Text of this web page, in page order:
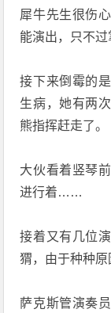
犀牛先生很伤
能演出，只不过
接下来倒霉的
生病，她有两
熊指挥赶走了。
大伙看着竖琴
进行着……
接着又有几位
猬，由于种种原
萨克斯管演奏